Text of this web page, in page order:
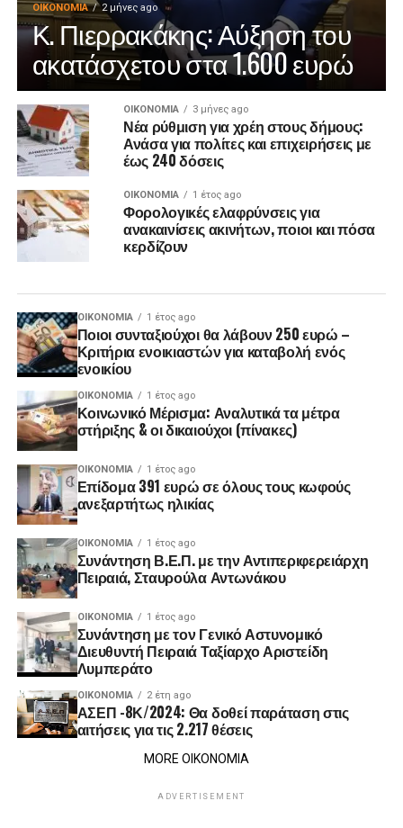
ΟΙΚΟΝΟΜΊΑ 2 μήνες ago
Κ. Πιερρακάκης: Αύξηση του
ακατάσχετου στα 1.600 ευρώ
ΟΙΚΟΝΟΜΊΑ 3 μήνες ago
Νέα ρύθμιση για χρέη στους δήμους:
Ανάσα για πολίτες και επιχειρήσεις με
έως 240 δόσεις
ΟΙΚΟΝΟΜΊΑ 1 έτος ago
Φορολογικές ελαφρύνσεις για
ανακαινίσεις ακινήτων, ποιοι και πόσα
κερδίζουν
ΟΙΚΟΝΟΜΊΑ 1 έτος ago
Ποιοι συνταξιούχοι θα λάβουν 250 ευρώ –
Κριτήρια ενοικιαστών για καταβολή ενός
ενοικίου
ΟΙΚΟΝΟΜΊΑ 1 έτος ago
Κοινωνικό Μέρισμα: Αναλυτικά τα μέτρα
στήριξης & οι δικαιούχοι (πίνακες)
ΟΙΚΟΝΟΜΊΑ 1 έτος ago
Επίδομα 391 ευρώ σε όλους τους κωφούς
ανεξαρτήτως ηλικίας
ΟΙΚΟΝΟΜΊΑ 1 έτος ago
Συνάντηση Β.Ε.Π. με την Αντιπεριφερειάρχη
Πειραιά, Σταυρούλα Αντωνάκου
ΟΙΚΟΝΟΜΊΑ 1 έτος ago
Συνάντηση με τον Γενικό Αστυνομικό
Διευθυντή Πειραιά Ταξίαρχο Αριστείδη
Λυμπεράτο
ΟΙΚΟΝΟΜΊΑ 2 έτη ago
ΑΣΕΠ -8Κ/2024: Θα δοθεί παράταση στις
αιτήσεις για τις 2.217 θέσεις
MORE ΟΙΚΟΝΟΜΙΑ
ADVERTISEMENT